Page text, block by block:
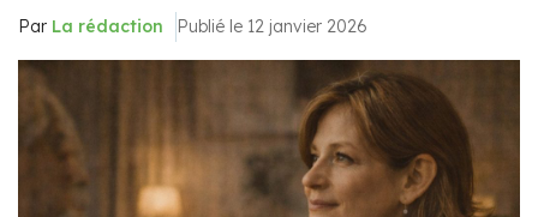
Par La rédaction Publié le 12 janvier 2026